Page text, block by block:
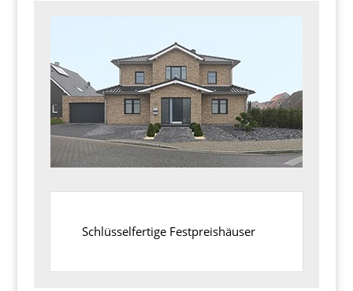
Schlüsselfertige Festpreishäuser